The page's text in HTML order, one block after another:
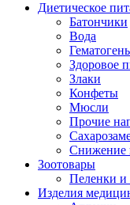
Диетическое
Батончики
Вода
Здоровое
Злаки
Конфеты
Мюсли
Прочие
Снижение
Зоотовары
Пеленки и
Изделия